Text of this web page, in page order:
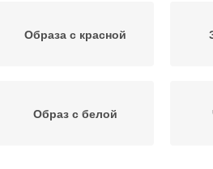
Образа с красной
Образ с белой